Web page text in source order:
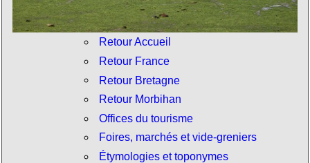
Retour Accueil
Retour France
Retour Bretagne
Retour Morbihan
Offices du tourisme
Foires, marchés et vide-greniers
Étymologies et toponymes